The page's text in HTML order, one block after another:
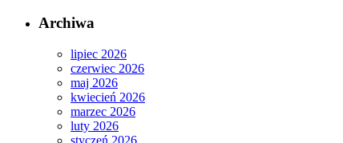
Archiwa
lipiec 2026
czerwiec 2026
maj 2026
kwiecień 2026
marzec 2026
luty 2026
styczeń 2026